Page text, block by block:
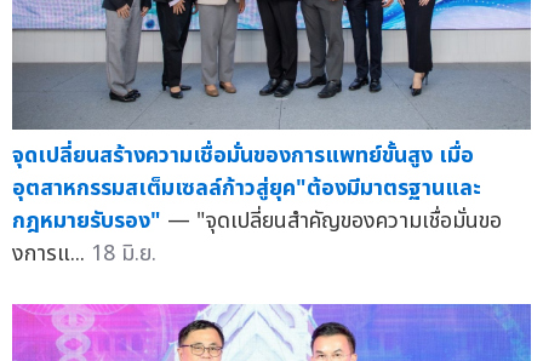
จุดเปลี่ยนสร้างความเชื่อมั่นของการแพทย์ขั้นสูง เมื่อ
อุตสาหกรรมสเต็มเซลล์ก้าวสู่ยุค"ต้องมีมาตรฐานและ
กฎหมายรับรอง" — "จุดเปลี่ยนสำคัญของความเชื่อมั่นขอ
งการแ... 18 มิ.ย.